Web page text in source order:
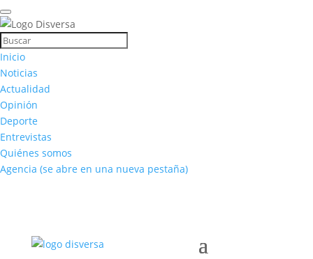
Inicio
Noticias
Actualidad
Opinión
Deporte
Entrevistas
Quiénes somos
Agencia (se abre en una nueva pestaña)